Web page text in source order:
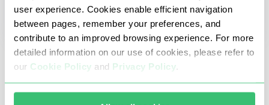
user experience. Cookies enable efficient navigation
between pages, remember your preferences, and
contribute to an improved browsing experience. For more
detailed information on our use of cookies, please refer to
our Cookie Policy and Privacy Policy
27 agosto 2025
Las mejores herramientas de IA para